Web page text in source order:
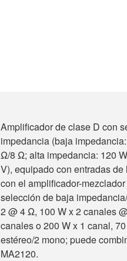
Amplificador de clase D con
impedancia (baja
Ω/8 Ω; alta impedancia: 120
V), equipado con entradas
con el amplificador-
selección de baja
2 @ 4 Ω, 100 W x 2 canales
canales o 200 W x 1 canal,
estéreo/2 mono; puede
MA2120.